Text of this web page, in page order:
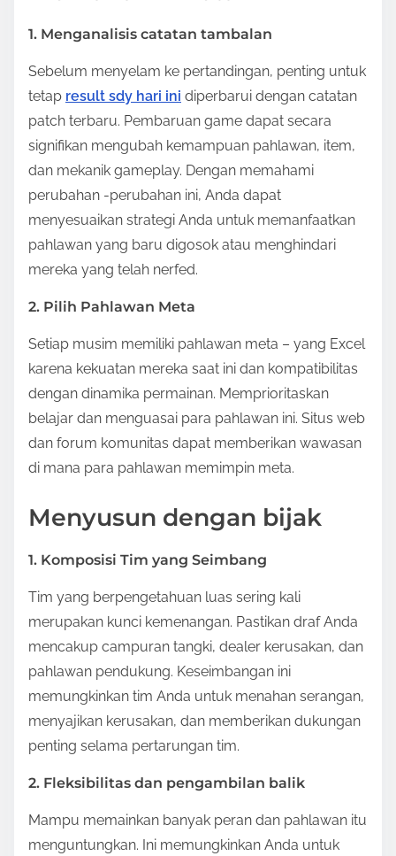
1. Menganalisis catatan tambalan
Sebelum menyelam ke pertandingan, penting untuk
tetap result sdy hari ini diperbarui dengan catatan
patch terbaru. Pembaruan game dapat secara
signifikan mengubah kemampuan pahlawan, item,
dan mekanik gameplay. Dengan memahami
perubahan -perubahan ini, Anda dapat
menyesuaikan strategi Anda untuk memanfaatkan
pahlawan yang baru digosok atau menghindari
mereka yang telah nerfed.
2. Pilih Pahlawan Meta
Setiap musim memiliki pahlawan meta – yang Excel
karena kekuatan mereka saat ini dan kompatibilitas
dengan dinamika permainan. Memprioritaskan
belajar dan menguasai para pahlawan ini. Situs web
dan forum komunitas dapat memberikan wawasan
di mana para pahlawan memimpin meta.
Menyusun dengan bijak
1. Komposisi Tim yang Seimbang
Tim yang berpengetahuan luas sering kali
merupakan kunci kemenangan. Pastikan draf Anda
mencakup campuran tangki, dealer kerusakan, dan
pahlawan pendukung. Keseimbangan ini
memungkinkan tim Anda untuk menahan serangan,
menyajikan kerusakan, dan memberikan dukungan
penting selama pertarungan tim.
2. Fleksibilitas dan pengambilan balik
Mampu memainkan banyak peran dan pahlawan itu
menguntungkan. Ini memungkinkan Anda untuk